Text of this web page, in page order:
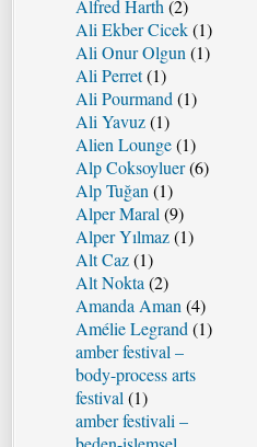
Alfred Harth (2)
Ali Ekber Cicek(1)
Ali Onur Olgun (1)
Ali Perret(1)
Ali Pourmand (1)
Ali Yavuz(1)
Alien Lounge(1)
Alp Coksoyluer(6)
Alp Tuğan (1)
Alper Maral (9)
Alper Yılmaz(1)
Alt Caz(1)
Alt Nokta (2)
Amanda Aman (4)
Amélie Legrand (1)
amber festival –
body-process arts
festival (1)
amber festivali –